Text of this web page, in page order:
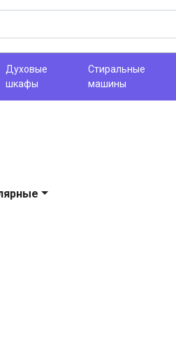
Духовые
шкафы
Стиральные
машины